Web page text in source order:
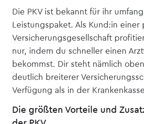
Die PKV ist bekannt für ihr
Leistungspaket. Als Kund:in einer
Versicherungsgesellschaft
nur, indem du schneller einen
bekommst. Dir steht nämlich
deutlich breiterer
Verfügung als in der
Die größten Vorteile und